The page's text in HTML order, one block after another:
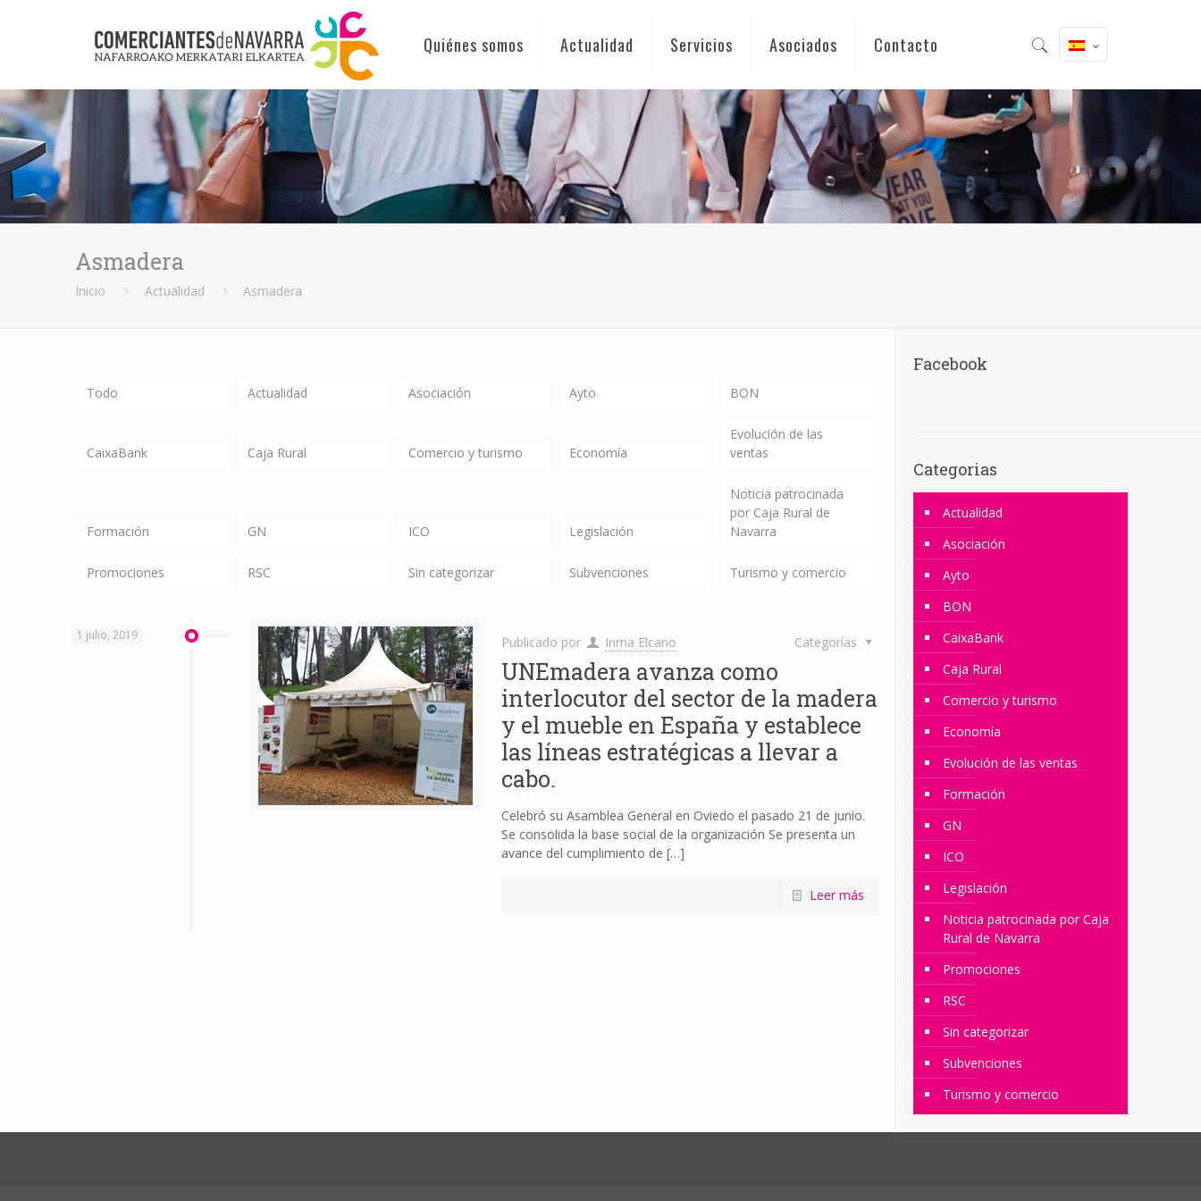
Quiénes somos Actualidad Servicios Asociados Contacto
Asmadera
Inicio Actualidad Asmadera
Todo Actualidad Asociación Ayto BON
CaixaBank Caja Rural Comercio y turismo Economía
Evolución de las
ventas
Formación GN ICO Legislación
Noticia patrocinada
por Caja Rural de
Navarra
Promociones RSC Sin categorizar Subvenciones Turismo y comercio
1 julio, 2019 Publicado por Inma Elcano Categorías
UNEmadera avanza como
interlocutor del sector de la madera
y el mueble en España y establece
las líneas estratégicas a llevar a
cabo.
Celebró su Asamblea General en Oviedo el pasado 21 de junio.
Se consolida la base social de la organización Se presenta un
avance del cumplimiento de […]
Leer más
Facebook
Categorias
Actualidad
Asociación
Ayto
BON
CaixaBank
Caja Rural
Comercio y turismo
Economía
Evolución de las ventas
Formación
GN
ICO
Legislación
Noticia patrocinada por Caja
Rural de Navarra
Promociones
RSC
Sin categorizar
Subvenciones
Turismo y comercio